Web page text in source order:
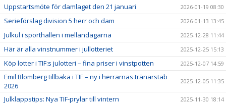
Uppstartsmöte för damlaget den 21 januari 2026-01-19 08:30
Serieförslag division 5 herr och dam 2026-01-13 13:45
Julkul i sporthallen i mellandagarna 2025-12-28 11:44
Här är alla vinstnummer i jullotteriet 2025-12-25 15:13
Köp lotter i TIF:s julotteri – fina priser i vinstpotten 2025-12-07 14:59
Emil Blomberg tillbaka i TIF – ny i herrarnas tränarstab
2026
2025-12-05 11:35
Julklappstips: Nya TIF-prylar till vintern 2025-11-30 18:14